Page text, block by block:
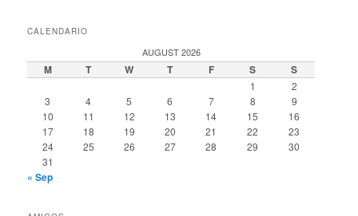
CALENDARIO
AUGUST 2026
M T W T F S S
1
2
3
4 5 6 7 8
9
10
11 12 13 14 15
16
17
18 19 20 21 22
23
24
25 26 27 28 29
30
31
« Sep